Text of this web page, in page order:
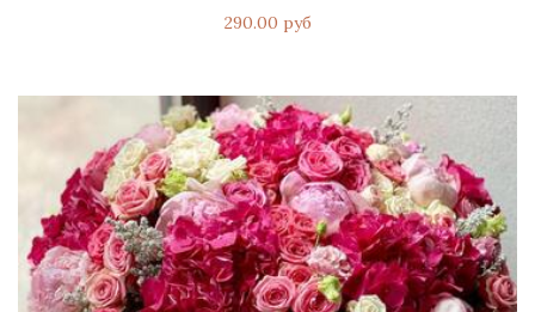
290.00 руб